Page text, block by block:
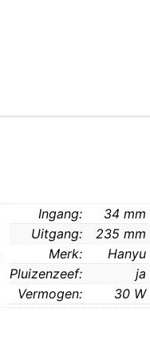
Ingang:
34 mm
Uitgang:
235 mm
Merk:
Hanyu
Pluizenzeef:
ja
Vermogen:
30 W